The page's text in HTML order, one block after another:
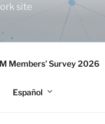
site
Members’ Survey 2026
Español